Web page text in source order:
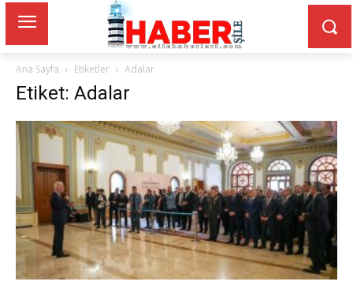
Ana Sayfa Etiketler Adalar
Etiket: Adalar